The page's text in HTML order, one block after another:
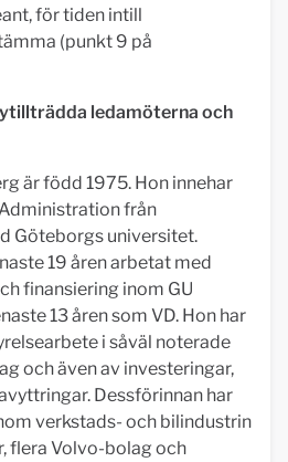
för tiden intill
(punkt 9 på
ledamöterna och
är född 1975. Hon innehar
från
Göteborgs universitet.
19 åren arbetat med
finansiering inom GU
13 åren som VD. Hon har
i såväl noterade
och även av investeringar,
Dessförinnan har
verkstads- och bilindustrin
flera Volvo-bolag och